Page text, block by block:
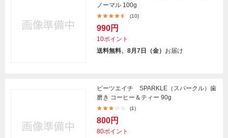
ノーマル 100g
(10)
990円
10ポイント
送料無料、8月7日（金） お届け
ビーツエイチ SPARKLE（スパークル）歯
磨き コーヒー＆ティー 90g
(1)
800円
80ポイント